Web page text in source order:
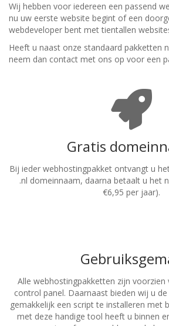
Wij hebben voor iedereen een passend
nu uw eerste website begint of een
webdeveloper bent met tientallen
Heeft u naast onze standaard pakketten
neem dan contact met ons op voor een
Gratis
Bij ieder webhostingpakket ontvangt u
.nl domeinnaam, daarna betaalt u het
€6,95 per jaar).
Alle webhostingpakketten zijn voorzien
control panel. Daarnaast bieden wij u
gemakkelijk een script te installeren met
met deze handige tool heeft u binnen